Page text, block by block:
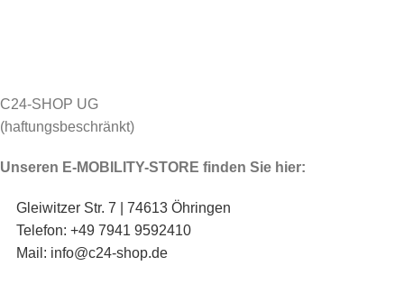
C24-SHOP UG
(haftungsbeschränkt)
Unseren E-MOBILITY-STORE finden Sie hier:
Gleiwitzer Str. 7 | 74613 Öhringen
Telefon: +49 7941 9592410
Mail: info@c24-shop.de